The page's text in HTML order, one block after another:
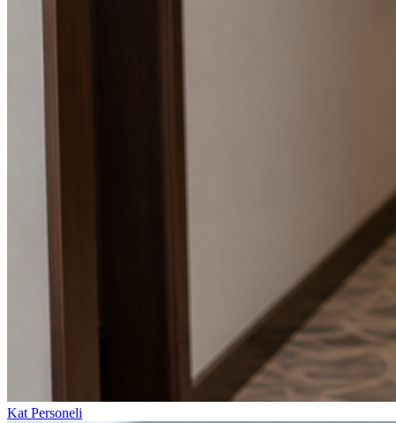
Kat Personeli